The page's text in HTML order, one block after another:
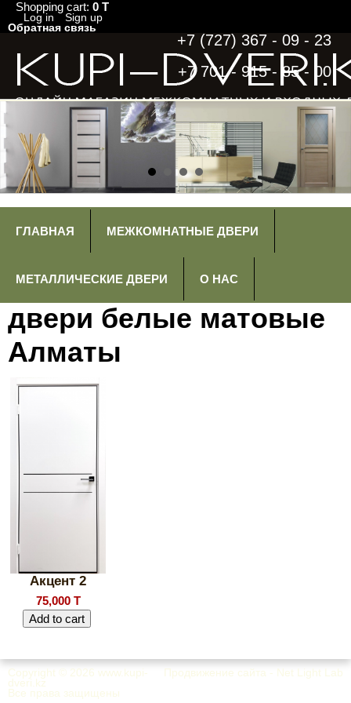
Shopping cart: 0 T
Log in
Sign up
Обратная связь
+7 (727) 367 - 09 - 23
+7 701 - 915 - 85 - 00
ГЛАВНАЯ МЕЖКОМНАТНЫЕ ДВЕРИ
МЕТАЛЛИЧЕСКИЕ ДВЕРИ О НАС
двери белые матовые
Алматы
Акцент 2
75,000 T
Продвижение сайта - Net Light Lab
Copyright © 2026 www.kupi-
dveri.kz
Все права защищены